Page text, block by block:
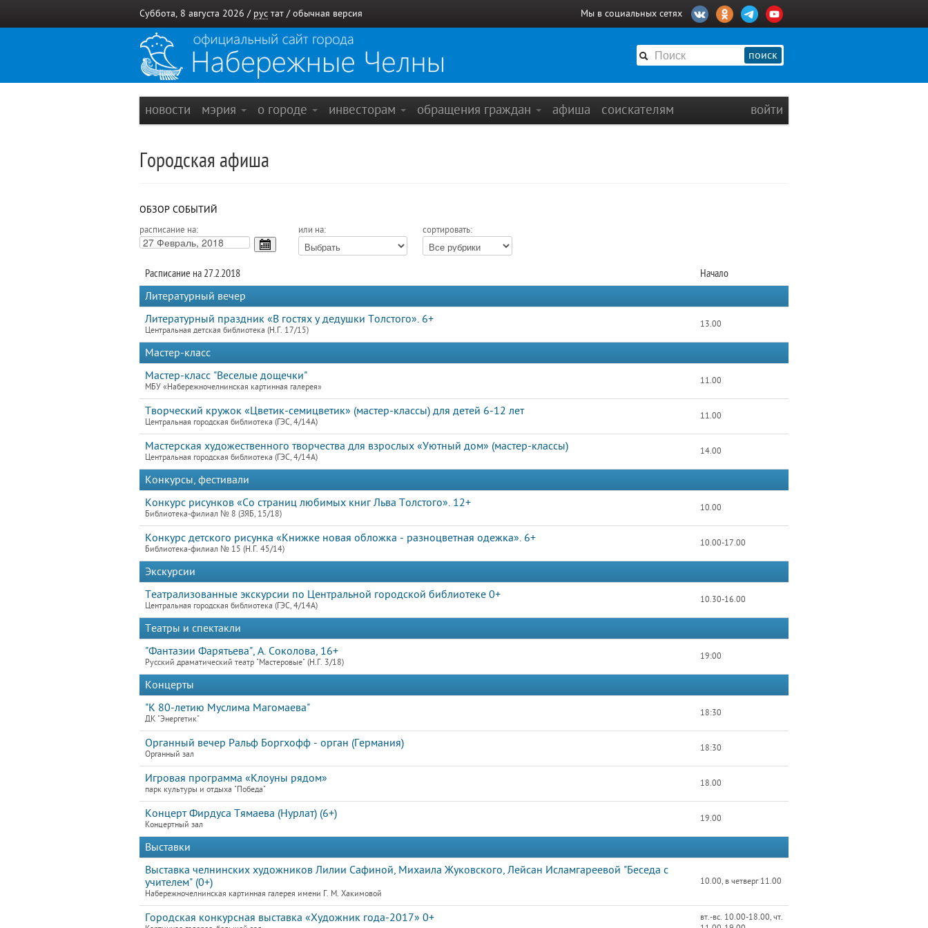
Суббота, 8 августа 2026 / рус тат / обычная версия Мы в социальных сетях
поиск
новости мэрия о городе инвесторам обращения граждан афиша соискателям войти
Городская афиша
ОБЗОР СОБЫТИЙ
расписание на: или на: сортировать:
Расписание на 27.2.2018
Начало
Литературный вечер
Литературный праздник «В гостях у дедушки Толстого». 6+
Центральная детская библиотека (Н.Г. 17/15)
13.00
Мастер-класс
Мастер-класс "Веселые дощечки"
МБУ «Набережночелнинская картинная галерея»
11.00
Творческий кружок «Цветик-семицветик» (мастер-классы) для детей 6-12 лет
Центральная городская библиотека (ГЭС, 4/14А)
11.00
Мастерская художественного творчества для взрослых «Уютный дом» (мастер-классы)
Центральная городская библиотека (ГЭС, 4/14А)
14.00
Конкурсы, фестивали
Конкурс рисунков «Со страниц любимых книг Льва Толстого». 12+
Библиотека-филиал № 8 (ЗЯБ, 15/18)
10.00
Конкурс детского рисунка «Книжке новая обложка - разноцветная одежка». 6+
Библиотека-филиал № 15 (Н.Г. 45/14)
10.00-17.00
Экскурсии
Театрализованные экскурсии по Центральной городской библиотеке 0+
Центральная городская библиотека (ГЭС, 4/14А)
10.30-16.00
Театры и спектакли
"Фантазии Фарятьева", А. Соколова, 16+
Русский драматический театр "Мастеровые" (Н.Г. 3/18)
19:00
Концерты
"К 80-летию Муслима Магомаева"
ДК "Энергетик"
18:30
Органный вечер Ральф Боргхофф - орган (Германия)
Органный зал
18:30
Игровая программа «Клоуны рядом»
парк культуры и отдыха "Победа"
18.00
Концерт Фирдуса Тямаева (Нурлат) (6+)
Концертный зал
19.00
Выставки
Выставка челнинских художников Лилии Сафиной, Михаила Жуковского, Лейсан Исламгареевой "Беседа с
учителем" (0+)
Набережночелнинская картинная галерея имени Г. М. Хакимовой
10.00, в четверг 11.00
Городская конкурсная выставка «Художник года-2017» 0+
вт.-вс. 10.00-18.00, чт.